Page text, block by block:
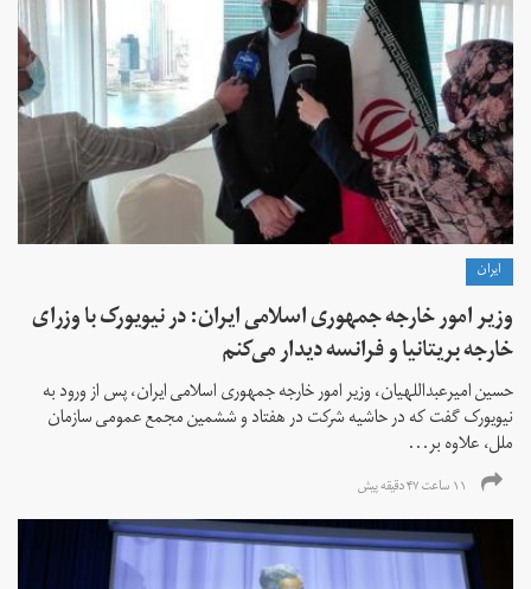
ايران
وزیر امور خارجه جمهوری اسلامی ایران: در نیویورک با وزرای
خارجه بریتانیا و فرانسه دیدار می‌کنم
حسین امیرعبداللهیان، وزیر امور خارجه جمهوری اسلامی ایران، پس از ورود به
نیویورک گفت که در حاشیه شرکت در هفتاد و ششمین مجمع عمومی سازمان
ملل، علاوه بر...
۱۱ ساعت ۴۷ دقیقه پیش